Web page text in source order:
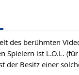
des berühmten
Spielern ist L.O.L.
der Besitz einer